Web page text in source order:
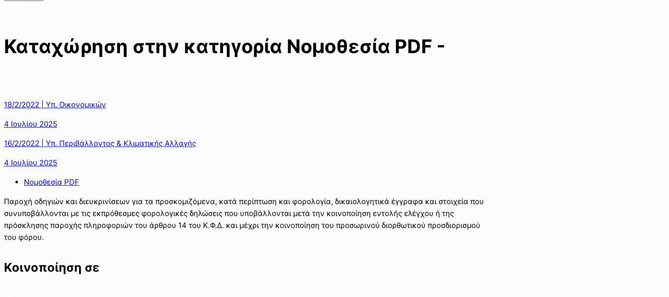
Καταχώρηση στην κατηγορία Νομοθεσία PDF -
18/2/2022 | Υπ. Οικονομικών
4 Ιουλίου 2025
16/2/2022 | Υπ. Περιβάλλοντος & Κλιματικής Αλλαγής
4 Ιουλίου 2025
Νομοθεσία PDF
Παροχή οδηγιών και διευκρινίσεων για τα προσκομιζόμενα, κατά περίπτωση και φορολογία, δικαιολογητικά έγγραφα και στοιχεία που
συνυποβάλλονται με τις εκπρόθεσμες φορολογικές δηλώσεις που υποβάλλονται μετά την κοινοποίηση εντολής ελέγχου ή της
πρόσκλησης παροχής πληροφοριών του άρθρου 14 του Κ.Φ.Δ. και μέχρι την κοινοποίηση του προσωρινού διορθωτικού προσδιορισμού
του φόρου.
Κοινοποίηση σε